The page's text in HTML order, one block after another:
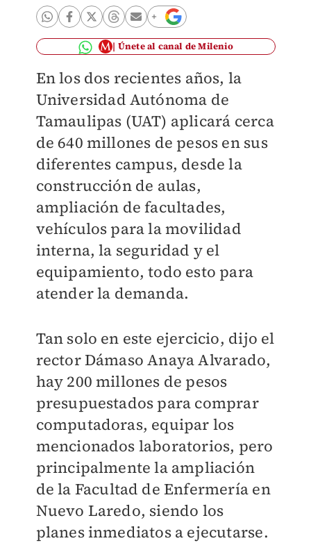
Únete al canal de Milenio
En los dos recientes años, la
Universidad Autónoma de
Tamaulipas (UAT) aplicará cerca
de 640 millones de pesos en sus
diferentes campus, desde la
construcción de aulas,
ampliación de facultades,
vehículos para la movilidad
interna, la seguridad y el
equipamiento, todo esto para
atender la demanda.
Tan solo en este ejercicio, dijo el
rector Dámaso Anaya Alvarado,
hay 200 millones de pesos
presupuestados para comprar
computadoras, equipar los
mencionados laboratorios, pero
principalmente la ampliación
de la Facultad de Enfermería en
Nuevo Laredo, siendo los
planes inmediatos a ejecutarse.